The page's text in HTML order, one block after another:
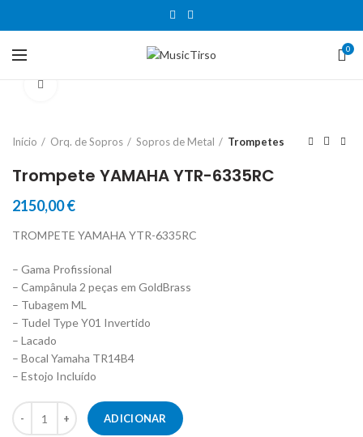
0
Início Orq. de Sopros Sopros de Metal Trompetes
Trompete YAMAHA YTR-6335RC
2150,00€
TROMPETE YAMAHA YTR-6335RC
– Gama Profissional
– Campânula 2 peças em GoldBrass
– Tubagem ML
– Tudel Type Y01 Invertido
– Lacado
– Bocal Yamaha TR14B4
– Estojo Incluído
Quantidade de Trompete YAMAHA YTR-6335RC
ADICIONAR